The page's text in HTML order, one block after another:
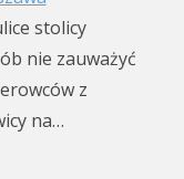
stolicy
nie zauważyć
z
na…